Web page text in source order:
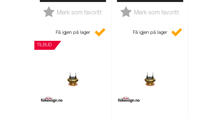
Merk som favoritt Merk som favoritt
TILBUD
Få igjen på lager Få igjen på lager